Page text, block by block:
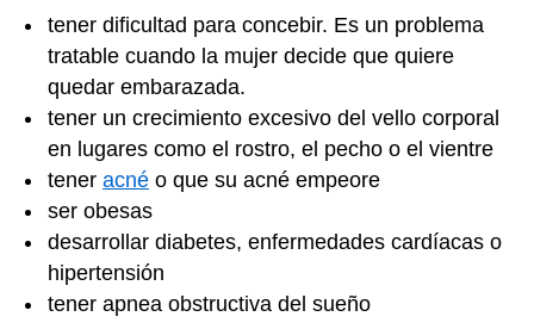
tener dificultad para concebir. Es un problema
tratable cuando la mujer decide que quiere
quedar embarazada.
tener un crecimiento excesivo del vello corporal
en lugares como el rostro, el pecho o el vientre
tener acné o que su acné empeore
ser obesas
desarrollar diabetes, enfermedades cardíacas o
hipertensión
tener apnea obstructiva del sueño